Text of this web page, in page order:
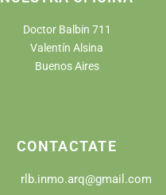
Doctor Balbin 711
Valentín Alsina
Buenos Aires
CONTACTATE
rlb.inmo.arq@gmail.com